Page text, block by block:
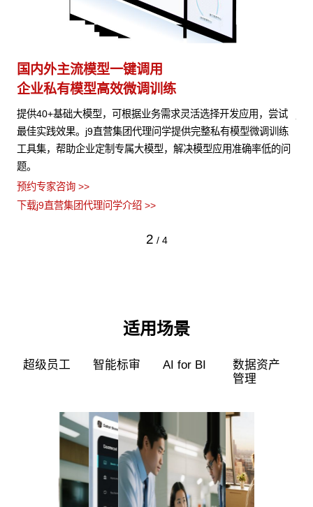
国内外主流模型一键调用
企业私有模型高效微调训练
提供40+基础大模型，可根据业务需求灵活选择开发应用，尝试
最佳实践效果。j9直营集团代理问学提供完整私有模型微调训练
工具集，帮助企业定制专属大模型，解决模型应用准确率低的问
题。
预约专家咨询 >>
下载j9直营集团代理问学介绍 >>
2 / 4
适用场景
超级员工 智能标审 AI for BI
数据资产
管理